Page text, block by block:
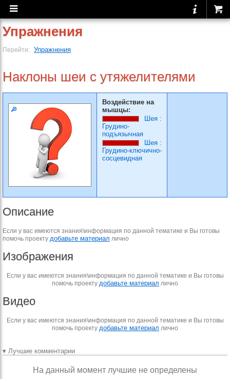
Упражнения
Перейти: Упражнения
Наклоны шеи с утяжелителями
Воздействие на
мышцы:
Шея :
Грудино-
подъязычная
Шея :
Грудино-ключично-
сосцевидная
Описание
Если у вас имеются знания\информация по данной тематике и Вы готовы
помочь проекту добавьте материал лично
Изображения
Если у вас имеются знания\информация по данной тематике и Вы готовы
помочь проекту добавьте материал лично
Видео
Если у вас имеются знания\информация по данной тематике и Вы готовы
помочь проекту добавьте материал лично
▾ Лучшие комментарии
На данный момент лучшие не определены